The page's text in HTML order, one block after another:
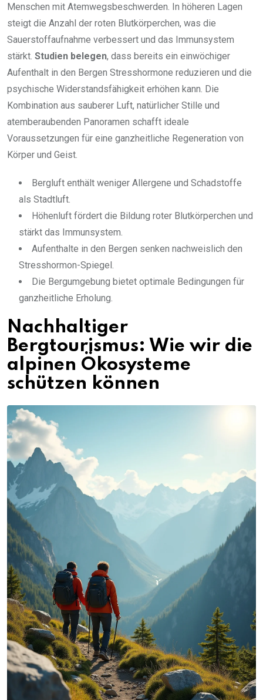
Menschen mit Atemwegsbeschwerden. In höheren Lagen
steigt die Anzahl der roten Blutkörperchen, was die
Sauerstoffaufnahme verbessert und das Immunsystem
stärkt. Studien belegen, dass bereits ein einwöchiger
Aufenthalt in den Bergen Stresshormone reduzieren und die
psychische Widerstandsfähigkeit erhöhen kann. Die
Kombination aus sauberer Luft, natürlicher Stille und
atemberaubenden Panoramen schafft ideale
Voraussetzungen für eine ganzheitliche Regeneration von
Körper und Geist.
Bergluft enthält weniger Allergene und Schadstoffe
als Stadtluft.
Höhenluft fördert die Bildung roter Blutkörperchen und
stärkt das Immunsystem.
Aufenthalte in den Bergen senken nachweislich den
Stresshormon-Spiegel.
Die Bergumgebung bietet optimale Bedingungen für
ganzheitliche Erholung.
Nachhaltiger
Bergtourismus: Wie wir die
alpinen Ökosysteme
schützen können